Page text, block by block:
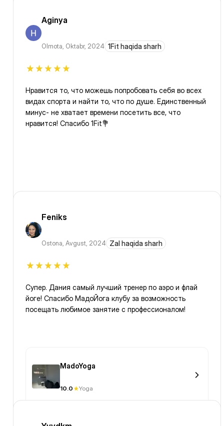
Aginya
Olmota, Oktabr, 2024 1Fit haqida sharh
Нравится то, что можешь попробовать себя во всех
видах спорта и найти то, что по душе. Единственный
минус- не хватает времени посетить все, что
нравится! Спасибо 1Fit💐
Feniks
Ostona, Avgust, 2024 Zal haqida sharh
Супер. Дания самый лучший тренер по аэро и флай
йоге! Спасибо МадоЙога клубу за возможность
посещать любимое занятие с профессионалом!
MadoYoga
10.0 Yoga